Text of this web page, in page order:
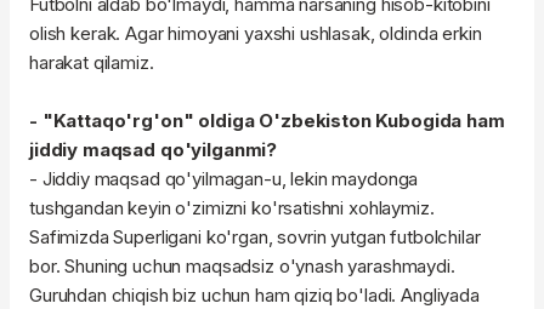
olish kerak. Agar himoyani yaxshi ushlasak, oldinda erkin
harakat qilamiz.
- "Kattaqo'rg'on" oldiga O'zbekiston Kubogida ham
jiddiy maqsad qo'yilganmi?
- Jiddiy maqsad qo'yilmagan-u, lekin maydonga
tushgandan keyin o'zimizni ko'rsatishni xohlaymiz.
Safimizda Superligani ko'rgan, sovrin yutgan futbolchilar
bor. Shuning uchun maqsadsiz o'ynash yarashmaydi.
Guruhdan chiqish biz uchun ham qiziq bo'ladi. Angliyada